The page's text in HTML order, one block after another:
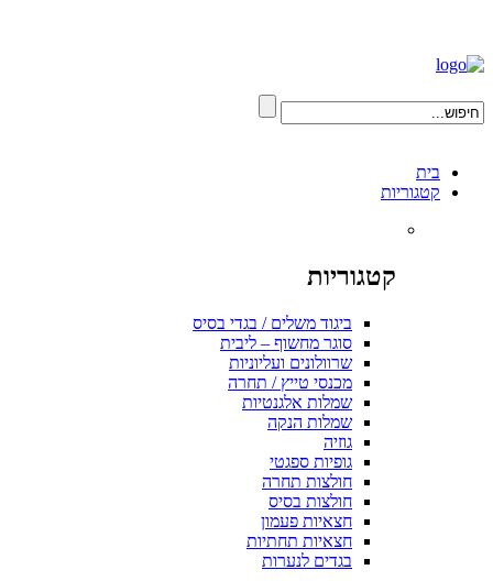
בית
קטגוריות
קטגוריות
ביגוד משלים / בגדי בסיס
סוגר מחשוף – ליבית
שרוולונים ועליוניות
מכנסי טייץ / תחרה
שמלות אלגנטיות
שמלות הנקה
גוזיה
גופיות ספגטי
חולצות תחרה
חולצות בסיס
חצאיות פעמון
חצאיות תחתיות
בגדים לנערות